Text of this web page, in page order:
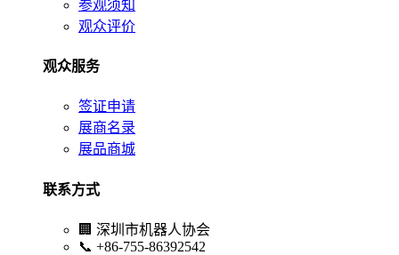
参观须知
观众评价
观众服务
签证申请
展商名录
展品商城
联系方式
🏢 深圳市机器人协会
📞 +86-755-86392542